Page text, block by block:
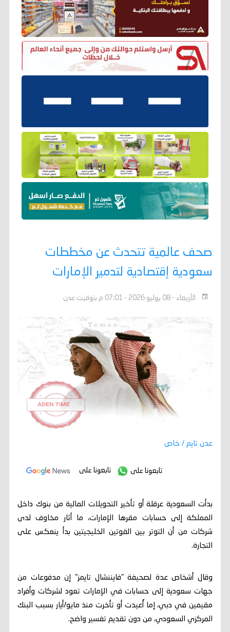
صحف عالمية تتحدث عن مخططات
سعودية إقتصادية لتدمير الإمارات
الأربعاء - 08 يوليو 2026 - 07:01 م بتوقيت عدن
عدن تايم / خاص
تابعونا على تابعونا على
بدأت السعودية عرقلة أو تأخير التحويلات المالية من بنوك داخل
المملكة إلى حسابات مقرها الإمارات، ما أثار مخاوف لدى
شركات من أن التوتر بين القوتين الخليجيتين بدأ ينعكس على
التجارة.
وقال أشخاص عدة لصحيفة "فايننشال تايمز" إن مدفوعات من
جهات سعودية إلى حسابات في الإمارات تعود لشركات وأفراد
مقيمين في دبي، إما أُعيدت أو تأخرت منذ مايو/أيار بسبب البنك
المركزي السعودي، من دون تقديم تفسير واضح.